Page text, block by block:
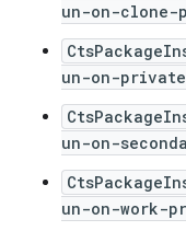
un-on-
un-on-
un-on-
un-on-work-